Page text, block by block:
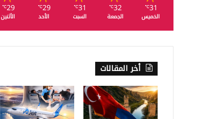
31
℃
الخميس
32
℃
الجمعة
31
℃
السبت
29
℃
الأحد
29
℃
الأثنين
أخر المقالات